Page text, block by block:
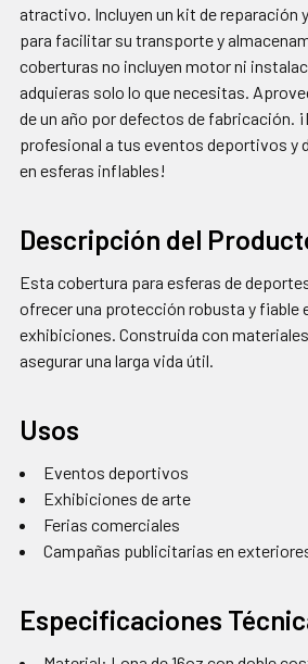
atractivo. Incluyen un kit de reparación
para facilitar su transporte y
coberturas no incluyen motor ni
adquieras solo lo que necesitas.
de un año por defectos de fabricación.
profesional a tus eventos deportivos y
en esferas inflables!
Descripción del
Esta cobertura para esferas de
ofrecer una protección robusta y fiable
exhibiciones. Construida con
asegurar una larga vida útil.
Usos
Eventos deportivos
Exhibiciones de arte
Ferias comerciales
Campañas publicitarias en
Especificaciones